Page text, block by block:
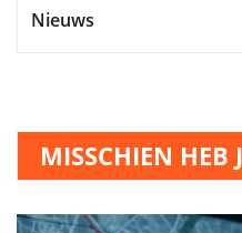
Nieuws
MISSCHIEN HEB